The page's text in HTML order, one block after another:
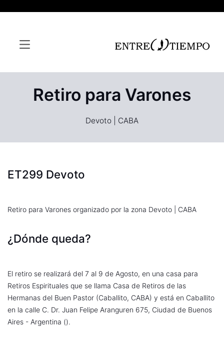
Retiro para Varones
Devoto | CABA
ET299 Devoto
Retiro para Varones organizado por la zona Devoto | CABA
¿Dónde queda?
El retiro se realizará del 7 al 9 de Agosto, en una casa para
Retiros Espirituales que se llama Casa de Retiros de las
Hermanas del Buen Pastor (Caballito, CABA) y está en Caballito
en la calle C. Dr. Juan Felipe Aranguren 675, Ciudad de Buenos
Aires - Argentina ().